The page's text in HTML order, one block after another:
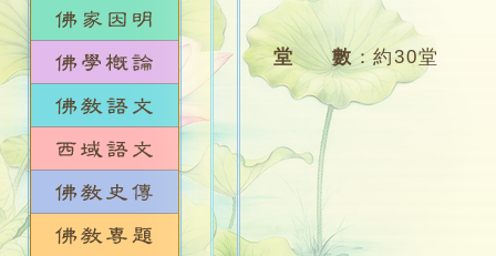
堂 數：約30堂